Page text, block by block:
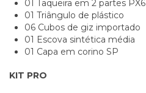
01 Taqueira em 2 partes PX6
01 Triângulo de plástico
06 Cubos de giz importado
01 Escova sintética média
01 Capa em corino SP
KIT PRO